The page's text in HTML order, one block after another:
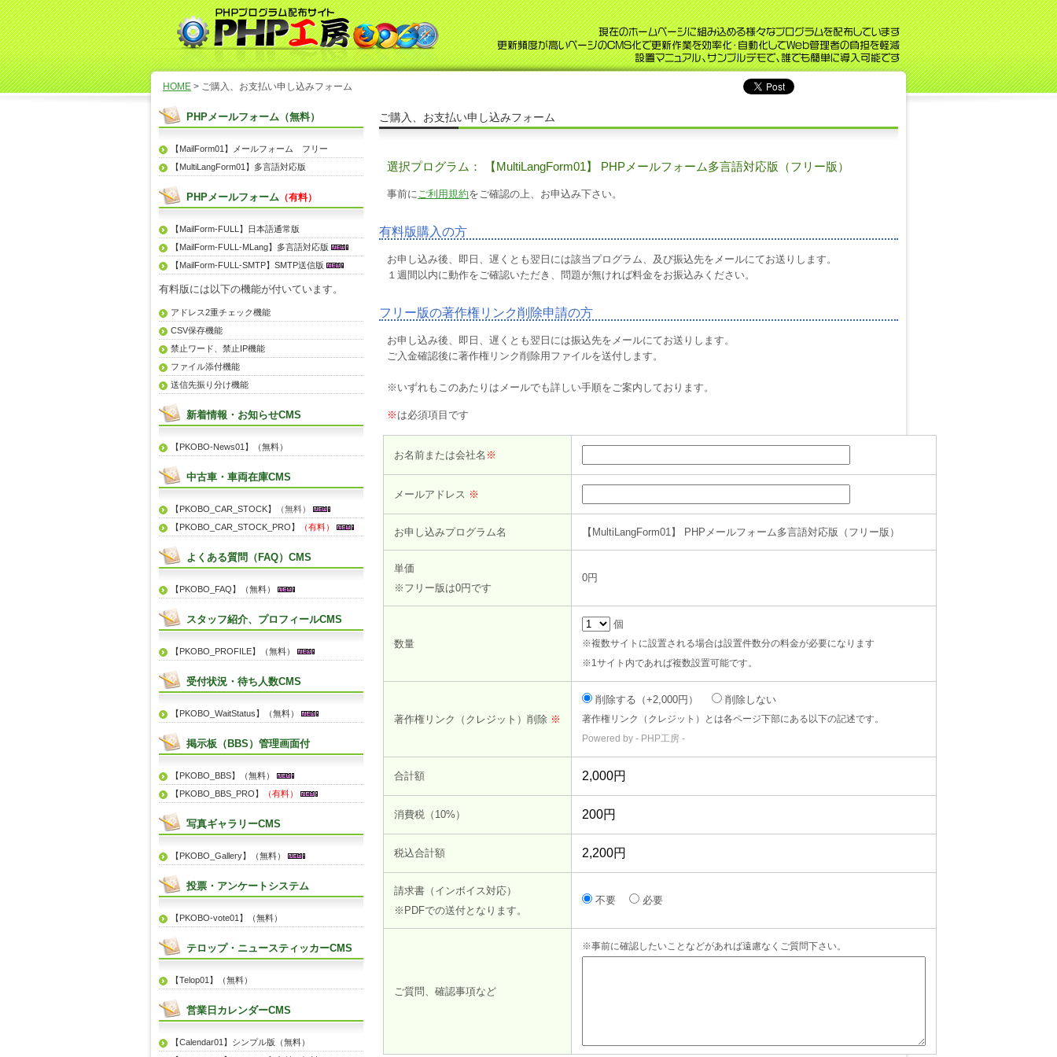
HOME > ご購入、お支払い申し込みフォーム
ご購入、お支払い申し込みフォーム
選択プログラム： 【MultiLangForm01】 PHPメールフォーム多言語対応版（フリー版）
事前にご利用規約をご確認の上、お申込み下さい。
有料版購入の方
お申し込み後、即日、遅くとも翌日には該当プログラム、及び振込先をメールにてお送りします。
１週間以内に動作をご確認いただき、問題が無ければ料金をお振込みください。
フリー版の著作権リンク削除申請の方
お申し込み後、即日、遅くとも翌日には振込先をメールにてお送りします。
ご入金確認後に著作権リンク削除用ファイルを送付します。
※いずれもこのあたりはメールでも詳しい手順をご案内しております。
※ は必須項目です
お名前または会社名 ※
メールアドレス ※
お申し込みプログラム名 【MultiLangForm01】 PHPメールフォーム多言語対応版（フリー版）
単価
※フリー版は0円です
0円
数量
個
※複数サイトに設置される場合は設置件数分の料金が必要になります
※1サイト内であれば複数設置可能です。
著作権リンク（クレジット）削除 ※
削除する（+2,000円） 削除しない
著作権リンク（クレジット）とは各ページ下部にある以下の記述です。
Powered by - PHP工房 -
合計額
消費税（10%）
税込合計額
請求書（インボイス対応）
※PDFでの送付となります。
不要 必要
ご質問、確認事項など
※事前に確認したいことなどがあれば遠慮なくご質問下さい。
PHPメールフォーム（無料）
【MailForm01】メールフォーム フリー
【MultiLangForm01】多言語対応版
PHPメールフォーム （有料）
【MailForm-FULL】日本語通常版
【MailForm-FULL-MLang】多言語対応版
【MailForm-FULL-SMTP】SMTP送信版
有料版には以下の機能が付いています。
アドレス2重チェック機能
CSV保存機能
禁止ワード、禁止IP機能
ファイル添付機能
送信先振り分け機能
新着情報・お知らせCMS
【PKOBO-News01】（無料）
中古車・車両在庫CMS
【PKOBO_CAR_STOCK】
（無料）
【PKOBO_CAR_STOCK_PRO】
（有料）
よくある質問（FAQ）CMS
【PKOBO_FAQ】（無料）
スタッフ紹介、プロフィールCMS
【PKOBO_PROFILE】（無料）
受付状況・待ち人数CMS
【PKOBO_WaitStatus】（無料）
掲示板（BBS）管理画面付
【PKOBO_BBS】（無料）
【PKOBO_BBS_PRO】
（有料）
写真ギャラリーCMS
【PKOBO_Gallery】（無料）
投票・アンケートシステム
【PKOBO-vote01】（無料）
テロップ・ニュースティッカーCMS
【Telop01】（無料）
営業日カレンダーCMS
【Calendar01】シンプル版（無料）